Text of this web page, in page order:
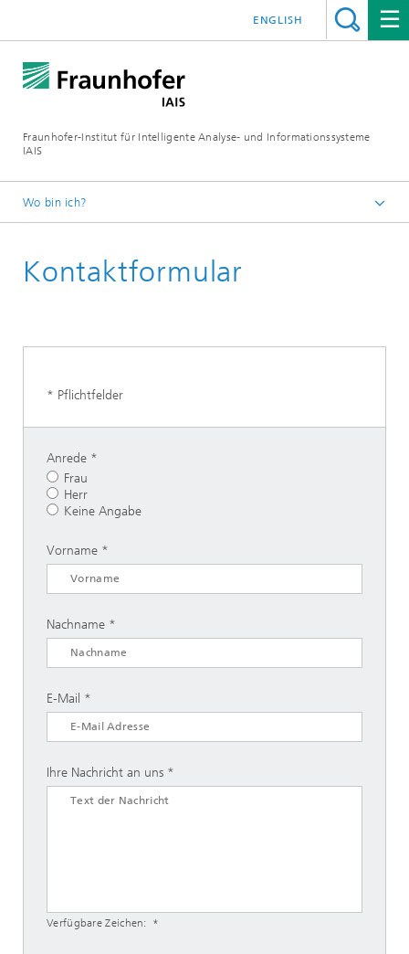
Fraunhofer-Institut für Intelligente Analyse- und Informationssysteme
IAIS
ENGLISH
Wo bin ich?
Karriere
Kontaktformular
* Pflichtfelder
Anrede
Frau
Herr
Keine Angabe
Vorname
Nachname
E-Mail
Ihre Nachricht an uns
Verfügbare Zeichen: